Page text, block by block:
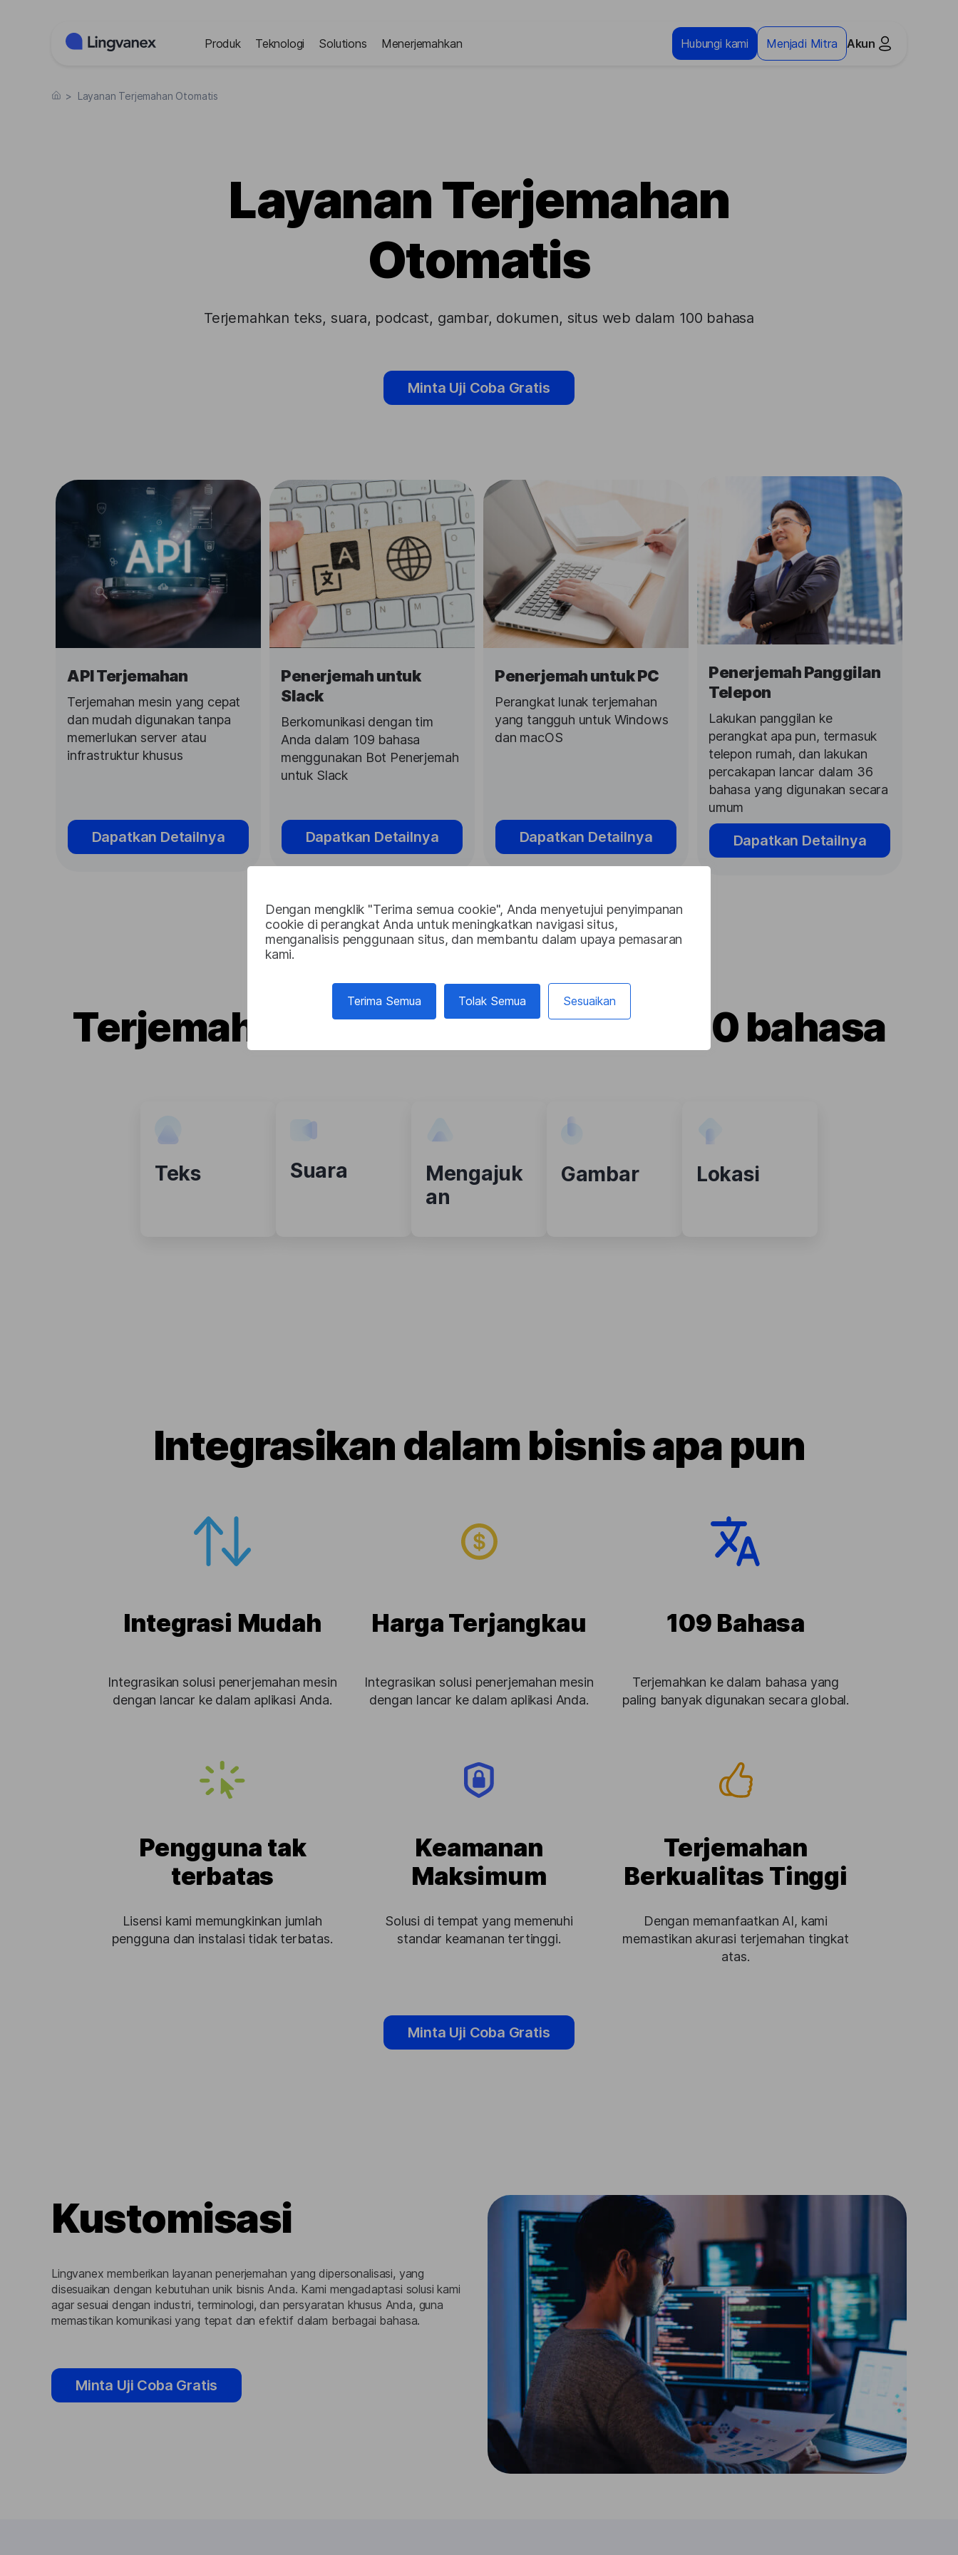
Dengan mengklik "Terima semua cookie", Anda menyetujui penyimpanan
cookie di perangkat Anda untuk meningkatkan navigasi situs,
menganalisis penggunaan situs, dan membantu dalam upaya pemasaran
kami.
Terima Semua Tolak Semua Sesuaikan
Produk Teknologi Solutions Menerjemahkan Hubungi kami Menjadi Mitra Akun
> Layanan Terjemahan Otomatis
Layanan Terjemahan
Otomatis
Terjemahkan teks, suara, podcast, gambar, dokumen, situs web dalam 100 bahasa
Minta Uji Coba Gratis
API Terjemahan
Terjemahan mesin yang cepat
dan mudah digunakan tanpa
memerlukan server atau
infrastruktur khusus
Dapatkan Detailnya
Penerjemah untuk
Slack
Berkomunikasi dengan tim
Anda dalam 109 bahasa
menggunakan Bot Penerjemah
untuk Slack
Dapatkan Detailnya
Penerjemah untuk PC
Perangkat lunak terjemahan
yang tangguh untuk Windows
dan macOS
Dapatkan Detailnya
Penerjemah Panggilan
Telepon
Lakukan panggilan ke
perangkat apa pun, termasuk
telepon rumah, dan lakukan
percakapan lancar dalam 36
bahasa yang digunakan secara
umum
Dapatkan Detailnya
Terjemahkan semuanya dalam 100 bahasa
Teks Suara
Mengajuk
an
Gambar Lokasi
Integrasikan dalam bisnis apa pun
Integrasi Mudah
Integrasikan solusi penerjemahan mesin
dengan lancar ke dalam aplikasi Anda.
Harga Terjangkau
Integrasikan solusi penerjemahan mesin
dengan lancar ke dalam aplikasi Anda.
109 Bahasa
Terjemahkan ke dalam bahasa yang
paling banyak digunakan secara global.
Pengguna tak
terbatas
Lisensi kami memungkinkan jumlah
pengguna dan instalasi tidak terbatas.
Keamanan
Maksimum
Solusi di tempat yang memenuhi
standar keamanan tertinggi.
Terjemahan
Berkualitas Tinggi
Dengan memanfaatkan AI, kami
memastikan akurasi terjemahan tingkat
atas.
Minta Uji Coba Gratis
Kustomisasi
Lingvanex memberikan layanan penerjemahan yang dipersonalisasi, yang
disesuaikan dengan kebutuhan unik bisnis Anda. Kami mengadaptasi solusi kami
agar sesuai dengan industri, terminologi, dan persyaratan khusus Anda, guna
memastikan komunikasi yang tepat dan efektif dalam berbagai bahasa.
Minta Uji Coba Gratis